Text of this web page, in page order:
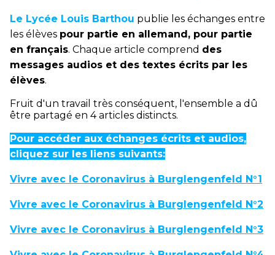
Le Lycée Louis Barthou publie les échanges entre
les élèves pour partie en allemand, pour partie
en français. Chaque article comprend des
messages audios et des textes écrits par les
élèves.
Fruit d'un travail très conséquent, l'ensemble a dû
être partagé en 4 articles distincts.
Pour accéder aux échanges écrits et audios,
cliquez sur les liens suivants:
Vivre avec le Coronavirus à Burglengenfeld N°1
Vivre avec le Coronavirus à Burglengenfeld N°2
Vivre avec le Coronavirus à Burglengenfeld N°3